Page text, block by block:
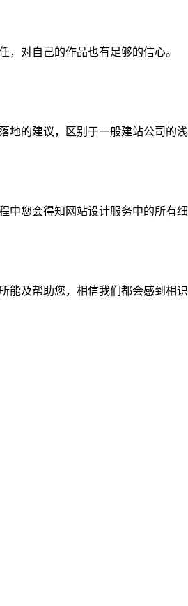
对自己的作品也有足够的信心。
地的建议，区别于一般建站公司的
中您会得知网站设计服务中的所有
能及帮助您，相信我们都会感到相